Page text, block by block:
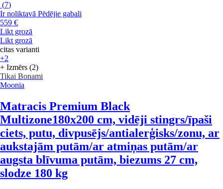
(7)
Ir noliktavā Pēdējie gabali
559 €
Likt grozā
Likt grozā
citas varianti
+2
+ Izmērs (2)
Tikai Bonami
Moonia
Matracis Premium Black
Multizone180x200 cm, vidēji stingrs/īpaši
ciets, putu, divpusējs/antialerģisks/zonu, ar
aukstajām putām/ar atmiņas putām/ar
augsta blīvuma putām, biezums 27 cm,
slodze 180 kg